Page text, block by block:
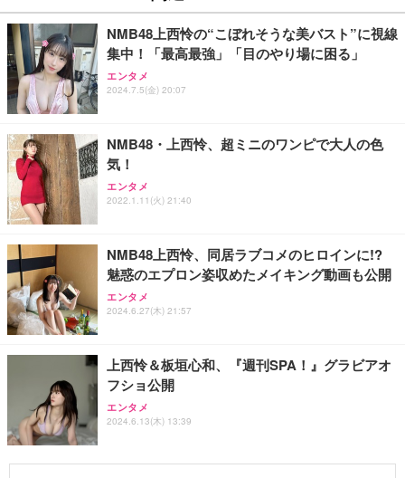
NMB48上西怜の“こぼれそうな美バスト”に視線
集中！「最高最強」「目のやり場に困る」
エンタメ
2024.7.5(金) 20:07
NMB48・上西怜、超ミニのワンピで大人の色
気！
エンタメ
2022.1.11(火) 21:40
NMB48上西怜、同居ラブコメのヒロインに!?
魅惑のエプロン姿収めたメイキング動画も公開
エンタメ
2024.6.27(木) 21:57
上西怜＆板垣心和、『週刊SPA！』グラビアオ
フショ公開
エンタメ
2024.6.13(木) 13:39